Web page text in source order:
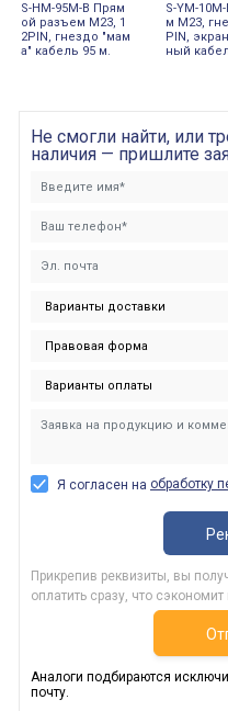
S-HM-95M-B Прям
ой разъем М23, 1
2PIN, гнездо "мам
а" кабель 95 м.
S-YM-
м М23,
PIN,
ный
Не смогли найти, или
наличия — пришлите
Я согласен на обработку
Прикрепив реквизиты, вы
оплатить сразу, что
Аналоги подбираются
почту.